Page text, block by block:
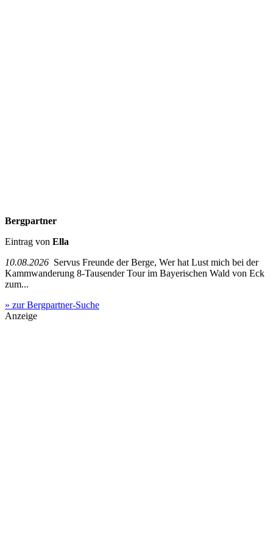
Bergpartner
Eintrag von Ella
10.08.2026 Servus Freunde der Berge, Wer hat Lust mich bei der
Kammwanderung 8-Tausender Tour im Bayerischen Wald von Eck
zum...
» zur Bergpartner-Suche
Anzeige